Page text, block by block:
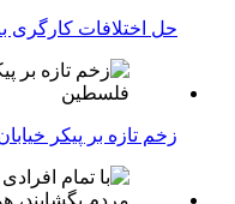
حل اختلافات کارگری
زخم تازه بر پیکر